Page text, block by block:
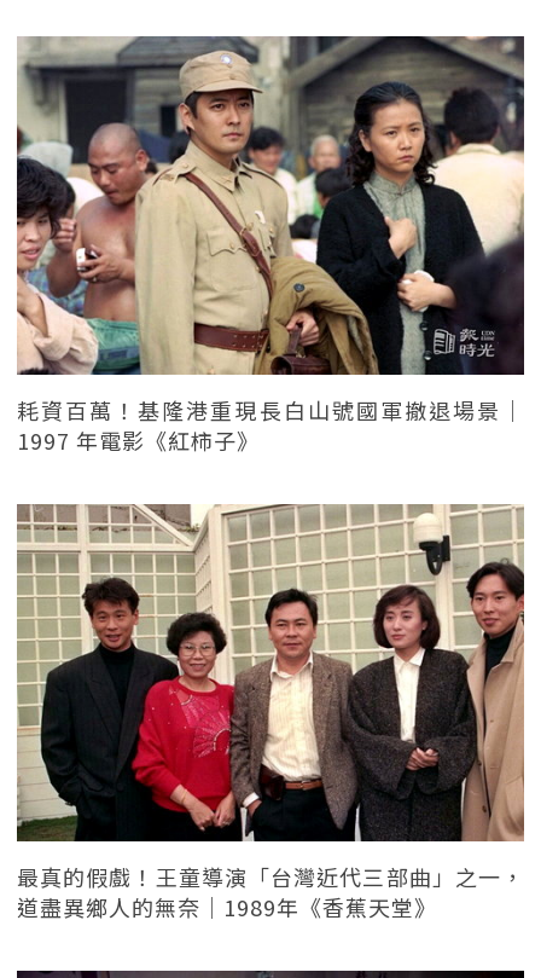
耗資百萬！基隆港重現長白山號國軍撤退場景｜
1997 年電影《紅柿子》
最真的假戲！王童導演「台灣近代三部曲」之一，
道盡異鄉人的無奈｜1989年《香蕉天堂》